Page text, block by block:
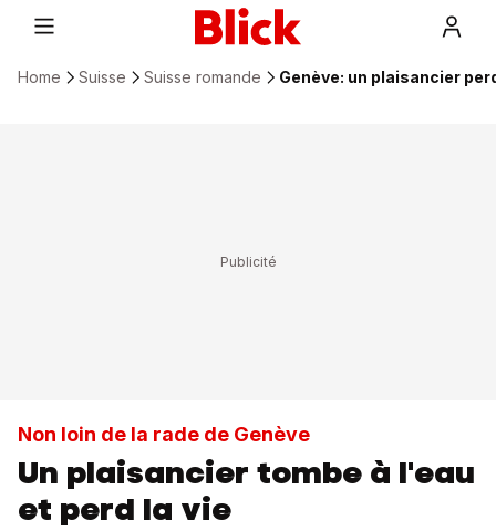
Home Suisse Suisse romande Genève: un plaisancier
Non loin de la rade de Genève
Un plaisancier tombe à l'eau
et perd la vie